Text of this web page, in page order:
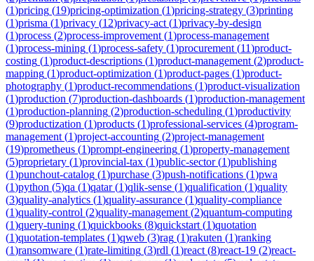
(1)pricing (19)pricing-optimization (1)pricing-strategy (3)printing
(1)prisma (1)privacy (12)privacy-act (1)privacy-by-design
(1)process (2)process-improvement (1)process-management
(1)process-mining (1)process-safety (1)procurement (11)product-
costing (1)product-descriptions (1)product-management (2)product-
mapping (1)product-optimization (1)product-pages (1)product-
photography (1)product-recommendations (1)product-visualization
(1)production (7)production-dashboards (1)production-management
(1)production-planning (2)production-scheduling (1)productivity
(9)productization (1)products (1)professional-services (4)program-
management (1)project-accounting (2)project-management
(19)prometheus (1)prompt-engineering (1)property-management
(5)proprietary (1)provincial-tax (1)public-sector(1)publishing
(1)punchout-catalog (1)purchase (3)push-notifications (1)pwa
(1)python (5)qa (1)qatar(1)qlik-sense (1)qualification (1)quality
(3)quality-analytics (1)quality-assurance (1)quality-compliance
(1)quality-control (2)quality-management (2)quantum-computing
(1)query-tuning (1)quickbooks (8)quickstart (1)quotation
(1)quotation-templates (1)qweb (3)rag (1)rakuten (1)ranking
(1)ransomware (1)rate-limiting (3)rdl (1)react (8)react-19 (2)react-